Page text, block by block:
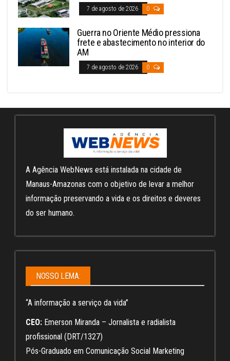
7 de agosto de 2026 0
Guerra no Oriente Médio pressiona
frete e abastecimento no interior do
AM
7 de agosto de 2026 0
A Agência WebNews está instalada na cidade de
Manaus-Amazonas com o objetivo de levar a melhor
informação preservando a vida e os direitos e deveres
do ser humano.
NOSSO LEMA:
“A informação a serviço da vida”
CEO: Emerson Miranda – Jornalista e radialista
profissional (DRT/1327)
Pós-Graduado em Comunicação Social Marketing